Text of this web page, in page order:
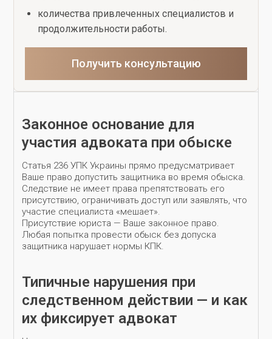
количества привлеченных специалистов и
продолжительности работы.
Получить консультацию
Законное основание для
участия адвоката при обыске
Статья 236 УПК Украины прямо предусматривает
Ваше право допустить защитника во время обыска.
Следствие не имеет права препятствовать его
присутствию, ограничивать доступ или заявлять, что
участие специалиста «мешает».
Присутствие юриста — Ваше законное право.
Любая попытка провести обыск без допуска
защитника нарушает нормы КПК.
Типичные нарушения при
следственном действии — и как
их фиксирует адвокат